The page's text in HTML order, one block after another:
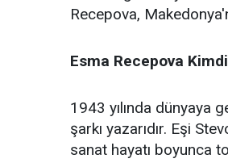
Recepova,
Esma Recepova
1943 yılında dünyaya
şarkı yazarıdır. Eşi
sanat hayatı boyunca